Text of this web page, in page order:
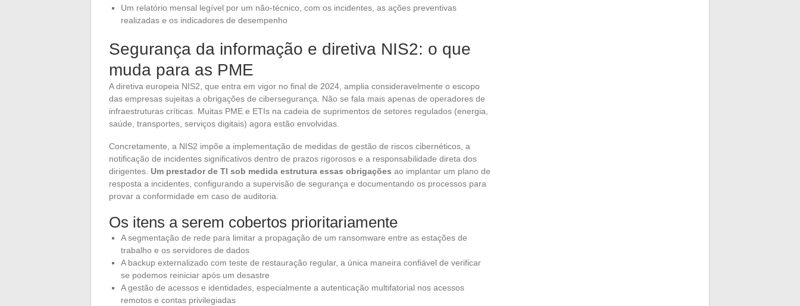
Um relatório mensal legível por um não-técnico, com os incidentes, as ações preventivas
realizadas e os indicadores de desempenho
Segurança da informação e diretiva NIS2: o que
muda para as PME
A diretiva europeia NIS2, que entra em vigor no final de 2024, amplia consideravelmente o escopo
das empresas sujeitas a obrigações de cibersegurança. Não se fala mais apenas de operadores de
infraestruturas críticas. Muitas PME e ETIs na cadeia de suprimentos de setores regulados (energia,
saúde, transportes, serviços digitais) agora estão envolvidas.
Concretamente, a NIS2 impõe a implementação de medidas de gestão de riscos cibernéticos, a
notificação de incidentes significativos dentro de prazos rigorosos e a responsabilidade direta dos
dirigentes. Um prestador de TI sob medida estrutura essas obrigações ao implantar um plano de
resposta a incidentes, configurando a supervisão de segurança e documentando os processos para
provar a conformidade em caso de auditoria.
Os itens a serem cobertos prioritariamente
A segmentação de rede para limitar a propagação de um ransomware entre as estações de
trabalho e os servidores de dados
A backup externalizado com teste de restauração regular, a única maneira confiável de verificar
se podemos reiniciar após um desastre
A gestão de acessos e identidades, especialmente a autenticação multifatorial nos acessos
remotos e contas privilegiadas